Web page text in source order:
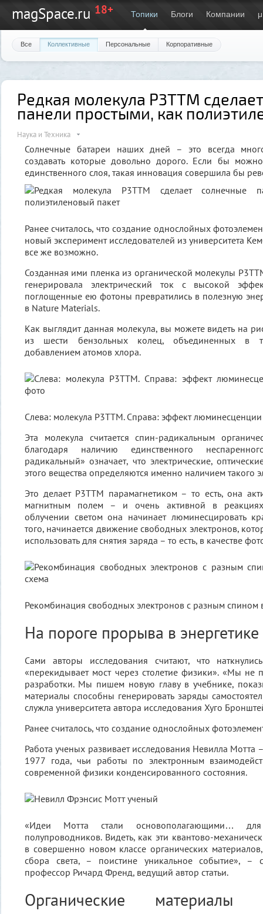
magSpace.ru 18+ Топики Блоги Компании μ
Все Коллективные Персональные Корпоративные
Редкая молекула P3TTM
панели простыми, как
Наука и Техника
Солнечные батареи наших дней – это всегда
создавать которые довольно дорого. Если бы
единственного слоя, такая инновация совершила бы
Ранее считалось, что создание однослойных
новый эксперимент исследователей из университета
все же возможно.
Созданная ими пленка из органической молекулы
генерировала электрический ток с высокой
поглощенные ею фотоны превратились в полезную
в Nature Materials.
Как выглядит данная молекула, вы можете видеть на
из шести бензольных колец, объединенных в
добавлением атомов хлора.
Слева: молекула P3TTM. Справа: эффект люминесценции
Эта молекула считается спин-радикальным
благодаря наличию единственного
радикальный» означает, что электрические,
этого вещества определяются именно наличием такого
Это делает P3TTM парамагнетиком – то есть, она
магнитным полем – и очень активной в
облучении светом она начинает люминесцировать
того, начинается движение свободных электронов,
использовать для снятия заряда – то есть, в качестве
Рекомбинация свободных электронов с разным спином
На пороге прорыва в энергетике
Сами авторы исследования считают, что
«перекидывает мост через столетие физики». «Мы не
разработки. Мы пишем новую главу в учебнике,
материалы способны генерировать заряды
служла университета автора исследования Хуго
Ранее считалось, что создание однослойных
Работа ученых развивает исследования Невилла Мотта
1977 года, чьи работы по электронным
современной физики конденсированного состояния.
«Идеи Мотта стали основополагающими…
полупроводников. Видеть, как эти квантово-
в совершенно новом классе органических
сбора света, – поистине уникальное событие», –
профессор Ричард Френд, ведущий автор статьи.
Органические